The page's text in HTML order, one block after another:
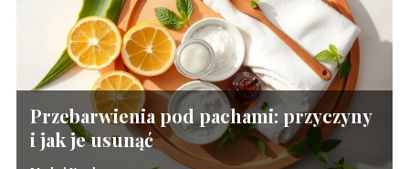
Przebarwienia pod pachami: przyczyny
i jak je usunąć